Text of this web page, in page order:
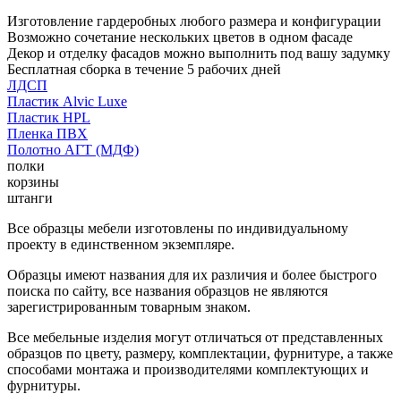
Изготовление гардеробных любого размера и конфигурации
Возможно сочетание нескольких цветов в одном фасаде
Декор и отделку фасадов можно выполнить под вашу задумку
Бесплатная сборка в течение 5 рабочих дней
ЛДСП
Пластик Alvic Luxe
Пластик HPL
Пленка ПВХ
Полотно АГТ (МДФ)
полки
корзины
штанги
Все образцы мебели изготовлены по индивидуальному
проекту в единственном экземпляре.
Образцы имеют названия для их различия и более быстрого
поиска по сайту, все названия образцов не являются
зарегистрированным товарным знаком.
Все мебельные изделия могут отличаться от представленных
образцов по цвету, размеру, комплектации, фурнитуре, а также
способами монтажа и производителями комплектующих и
фурнитуры.